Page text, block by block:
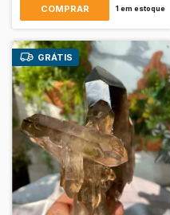
1 em estoque
GRÁTIS